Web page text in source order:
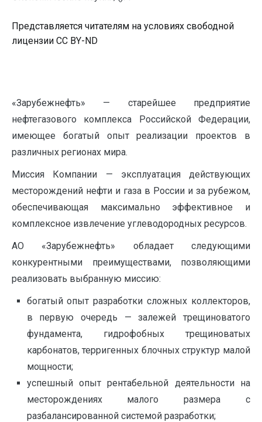
Представляется читателям на условиях свободной
лицензии CC BY-ND
«Зарубежнефть» — старейшее предприятие
нефтегазового комплекса Российской Федерации,
имеющее богатый опыт реализации проектов в
различных регионах мира.
Миссия Компании — эксплуатация действующих
месторождений нефти и газа в России и за рубежом,
обеспечивающая максимально эффективное и
комплексное извлечение углеводородных ресурсов.
АО «Зарубежнефть» обладает следующими
конкурентными преимуществами, позволяющими
реализовать выбранную миссию:
богатый опыт разработки сложных коллекторов,
в первую очередь — залежей трещиноватого
фундамента, гидрофобных трещиноватых
карбонатов, терригенных блочных структур малой
мощности;
успешный опыт рентабельной деятельности на
месторождениях малого размера с
разбалансированной системой разработки;